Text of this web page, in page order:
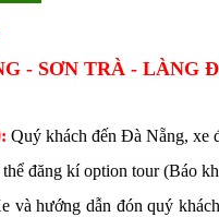
- SƠN TRÀ - LÀNG
Quý khách đến Đà Nẵng, xe
đăng kí option tour (Báo
và hướng dẫn đón quý